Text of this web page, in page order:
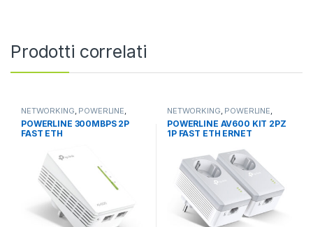
Prodotti correlati
NETWORKING, POWERLINE,
WIRELESS
POWERLINE 300MBPS 2P
FAST ETH
NETWORKING, POWERLINE,
WIRED
POWERLINE AV600 KIT 2PZ
1P FAST ETH ERNET